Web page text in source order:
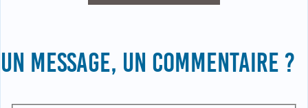
UN MESSAGE, UN COMMENTAIRE ?